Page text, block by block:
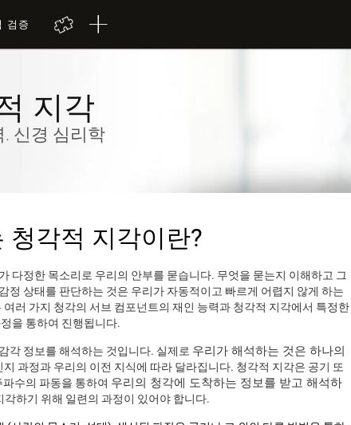
검증
지각
. 신경 심리학
청각적 지각이란?
다정한 목소리로 우리의 안부를 묻습니다. 무엇을 묻는지 이해하고 그
정 상태를 판단하는 것은 우리가 자동적이고 빠르게 어렵지 않게 하는
러 가지 청각의 서브 컴포넌트의 재인 능력과 청각적 지각에서 특정한
을 통하여 진행됩니다.
각 정보를 해석하는 것입니다. 실제로 우리가 해석하는 것은 하나의
지 과정과 우리의 이전 지식에 따라 달라집니다. 청각적 지각은 공기 또
수의 파동을 통하여 우리의 청각에 도착하는 정보를 받고 해석하
각하기 위해 일련의 과정이 있어야 합니다.